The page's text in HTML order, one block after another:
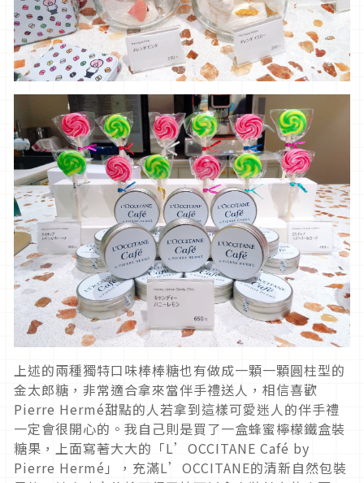
上述的兩種獨特口味棒棒糖也有做成一顆一顆圓柱型的
金太郎糖，非常適合拿來當伴手禮送人，相信喜歡
Pierre Hermé甜點的人若拿到這樣可愛迷人的伴手禮
一定會很開心的。我自己則是買了一盒蜂蜜檸檬鐵盒裝
糖果，上面寫著大大的「L’OCCITANE Café by
Pierre Hermé」，充滿L’OCCITANE的清新自然包裝